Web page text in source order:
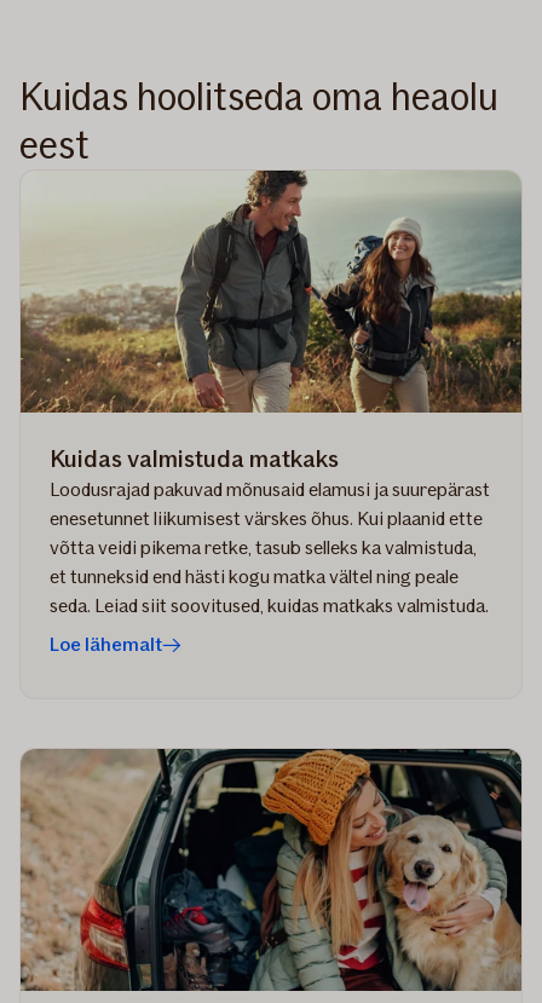
Kuidas hoolitseda oma heaolu
eest
Kuidas valmistuda matkaks
Loodusrajad pakuvad mõnusaid elamusi ja suurepärast
enesetunnet liikumisest värskes õhus. Kui plaanid ette
võtta veidi pikema retke, tasub selleks ka valmistuda,
et tunneksid end hästi kogu matka vältel ning peale
seda. Leiad siit soovitused, kuidas matkaks valmistuda.
Loe lähemalt